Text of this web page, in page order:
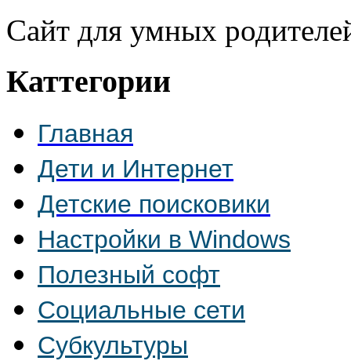
Сайт для умных
Каттегории
Главная
Дети и Интернет
Детские поисковики
Настройки в Windows
Полезный софт
Социальные сети
Субкультуры